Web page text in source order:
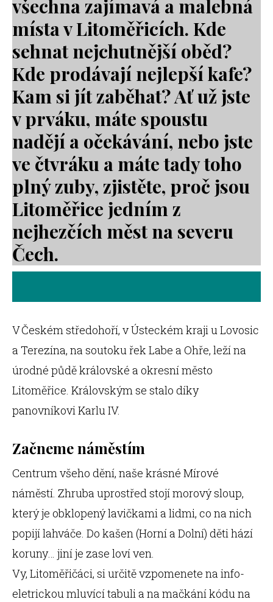
všechna zajímavá a malebná
místa v Litoměřicích. Kde
sehnat nejchutnější oběd?
Kde prodávají nejlepší kafe?
Kam si jít zaběhat? Ať už jste
v prváku, máte spoustu
nadějí a očekávání, nebo jste
ve čtvráku a máte tady toho
plný zuby, zjistěte, proč jsou
Litoměřice jedním z
nejhezčích měst na severu
Čech.
V Českém středohoří, v Ústeckém kraji u Lovosic
a Terezína, na soutoku řek Labe a Ohře, leží na
úrodné půdě královské a okresní město
Litoměřice. Královským se stalo díky
panovníkovi Karlu IV.
Začneme náměstím
Centrum všeho dění, naše krásné Mírové
náměstí. Zhruba uprostřed stojí morový sloup,
který je obklopený lavičkami a lidmi, co na nich
popijí lahváče. Do kašen (Horní a Dolní) děti hází
koruny… jiní je zase loví ven.
Vy, Litoměřičáci, si určitě vzpomenete na info-
eletrickou mluvící tabuli a na mačkání kódu na